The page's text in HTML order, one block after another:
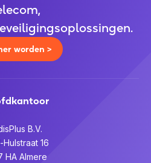
worden >
B.V.
16
HA Almere